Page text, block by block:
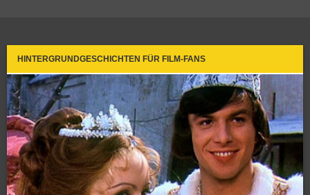
HINTERGRUNDGESCHICHTEN FÜR FILM-FANS